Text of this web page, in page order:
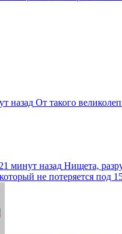
назад От такого
минут назад Нищета,
не потеряется под